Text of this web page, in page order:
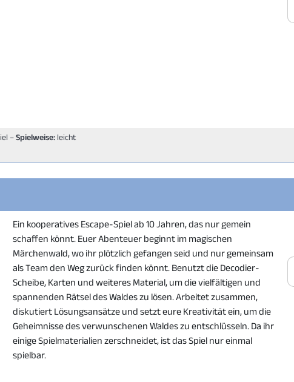
–Spielweise: leicht
Ein kooperatives Escape-Spiel ab 10 Jahren, das nur gemein
schaffen könnt. Euer Abenteuer beginnt im magischen
Märchenwald, wo ihr plötzlich gefangen seid und nur gemeinsam
als Team den Weg zurück finden könnt. Benutzt die Decodier-
Scheibe, Karten und weiteres Material, um die vielfältigen und
spannenden Rätsel des Waldes zu lösen. Arbeitet zusammen,
diskutiert Lösungsansätze und setzt eure Kreativität ein, um die
Geheimnisse des verwunschenen Waldes zu entschlüsseln. Da ihr
einige Spielmaterialien zerschneidet, ist das Spiel nur einmal
spielbar.